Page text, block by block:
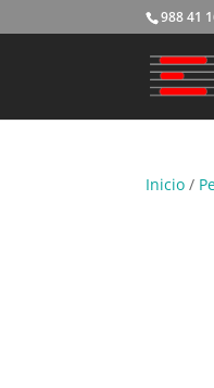
988 41
Inicio /